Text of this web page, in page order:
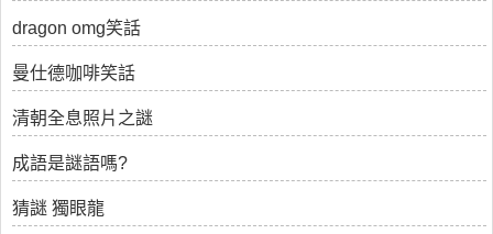
dragon omg笑話
曼仕德咖啡笑話
清朝全息照片之謎
成語是謎語嗎?
猜謎 獨眼龍